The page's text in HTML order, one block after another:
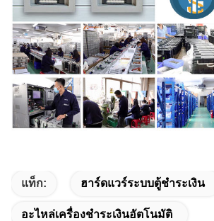
แท็ก: ฮาร์ดแวร์ระบบตู้ชําระเงิน
อะไหล่เครื่องชําระเงินอัตโนมัติ